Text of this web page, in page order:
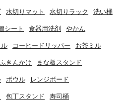
水切りマット 水切りラック 洗い桶
シート 食器用洗剤 やかん
ル コーヒードリッパー お茶ミル
ふきんかけ まな板スタンド
ボウル レンジボード
包丁スタンド 寿司桶